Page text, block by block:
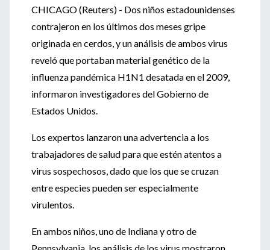
CHICAGO (Reuters) - Dos niños estadounidenses
contrajeron en los últimos dos meses gripe
originada en cerdos, y un análisis de ambos virus
reveló que portaban material genético de la
influenza pandémica H1N1 desatada en el 2009,
informaron investigadores del Gobierno de
Estados Unidos.
Los expertos lanzaron una advertencia a los
trabajadores de salud para que estén atentos a
virus sospechosos, dado que los que se cruzan
entre especies pueden ser especialmente
virulentos.
En ambos niños, uno de Indiana y otro de